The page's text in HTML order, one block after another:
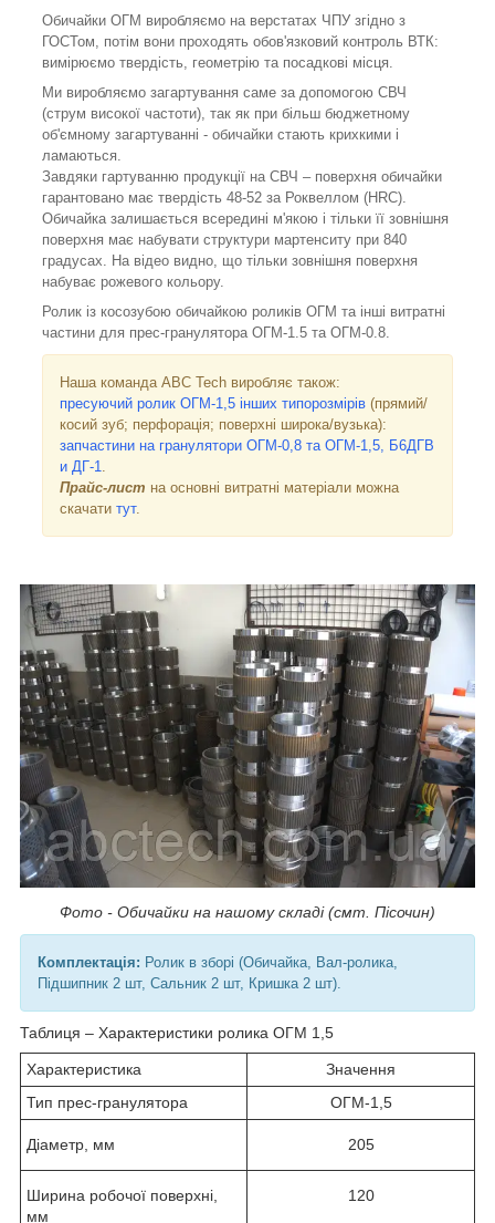
Обичайки ОГМ виробляємо на верстатах ЧПУ згідно з
ГОСТом, потім вони проходять обов'язковий контроль ВТК:
вимірюємо твердість, геометрію та посадкові місця.
Ми виробляємо загартування саме за допомогою СВЧ
(струм високої частоти), так як при більш бюджетному
об'ємному загартуванні - обичайки стають крихкими і
ламаються.
Завдяки гартуванню продукції на СВЧ – поверхня обичайки
гарантовано має твердість 48-52 за Роквеллом (HRC).
Обичайка залишається всередині м'якою і тільки її зовнішня
поверхня має набувати структури мартенситу при 840
градусах. На відео видно, що тільки зовнішня поверхня
набуває рожевого кольору.
Ролик із косозубою обичайкою роликів ОГМ та інші витратні
частини для прес-гранулятора ОГМ-1.5 та ОГМ-0.8.
Наша команда ABC Tech виробляє також:
пресуючий ролик ОГМ-1,5 інших типорозмірів (прямий/
косий зуб; перфорація; поверхні широка/вузька):
запчастини на гранулятори ОГМ-0,8 та ОГМ-1,5, Б6ДГВ
и ДГ-1
Прайс-лист на основні витратні матеріали можна
скачати тут.
Фото - Обичайки на нашому складі (смт. Пісочин)
Комплектація: Ролик в зборі (Обичайка, Вал-ролика,
Підшипник 2 шт, Сальник 2 шт, Кришка 2 шт).
Таблиця – Характеристики ролика ОГМ 1,5
Характеристика
Значення
Тип прес-гранулятора
ОГМ-1,5
Діаметр, мм 205
Ширина робочої поверхні,
мм
120